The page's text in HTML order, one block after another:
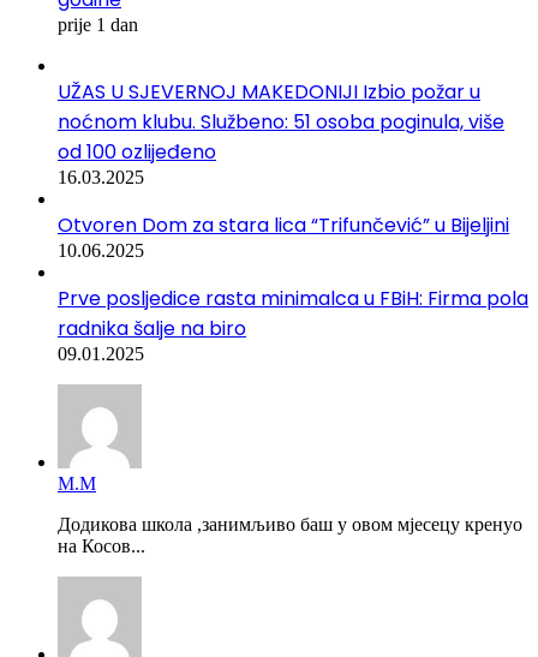
prije 1 dan
UŽAS U SJEVERNOJ MAKEDONIJI Izbio požar u
noćnom klubu. Službeno: 51 osoba poginula, više
od 100 ozlijeđeno
16.03.2025
Otvoren Dom za stara lica “Trifunčević” u Bijeljini
10.06.2025
Prve posljedice rasta minimalca u FBiH: Firma pola
radnika šalje na biro
09.01.2025
М.М
Додикова школа ,занимљиво баш у овом мјесецу кренуо
на Косов...